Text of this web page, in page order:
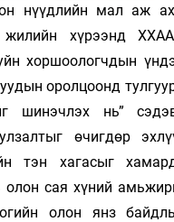
нүүдлийн мал аж
хүрээнд
хор­шоологчдын
оролцоонд
шинэчлэх нь”
өчигдөр
тэн хагасыг
олон сая хүний
олон янз